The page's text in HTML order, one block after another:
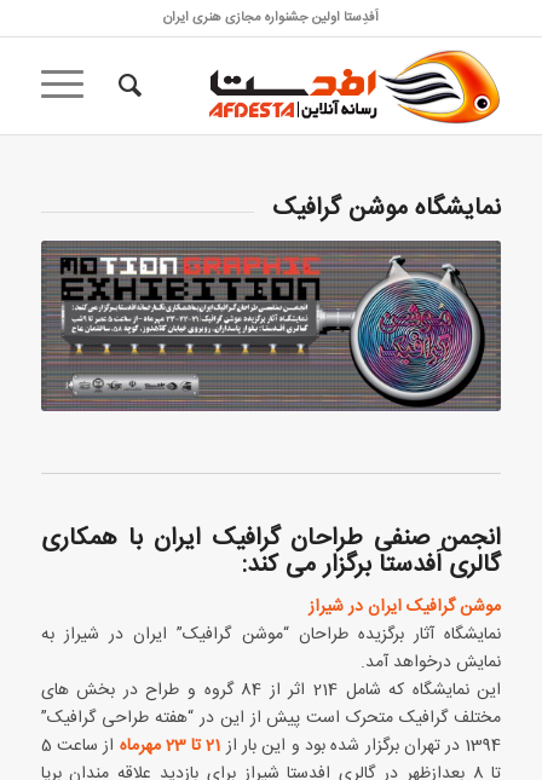
اَفدِستا اولین جشنواره مجازی هنری ایران
نمایشگاه موشن گرافیک
انجمن صنفی طراحان گرافیک ایران با همکاری
گالری اَفدستا برگزار می کند:
موشن گرافیک ایران در شیراز
نمایشگاه آثار برگزیده طراحان “موشن گرافیک” ایران در شیراز به
نمایش درخواهد آمد.
این نمایشگاه که شامل 214 اثر از 84 گروه و طراح در بخش های
مختلف گرافیک متحرک است پیش از این در “هفته طراحی گرافیک”
1394 در تهران برگزار شده بود و این بار از
21 تا 23 مهرماه
از ساعت 5
تا 8 بعدازظهر در گالری افدستا شیراز برای بازدید علاقه مندان برپا